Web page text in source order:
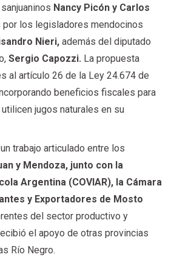
Nancy Picón y Carlos
por los legisladores mendocinos
Nieri, además del diputado
Sergio Capozzi. La propuesta
al artículo 26 de la Ley 24.674 de
beneficios fiscales para
jugos naturales en su
trabajo articulado entre los
y Mendoza, junto con la
Argentina (COVIAR), la Cámara
y Exportadores de Mosto
del sector productivo y
el apoyo de otras provincias
Río Negro.